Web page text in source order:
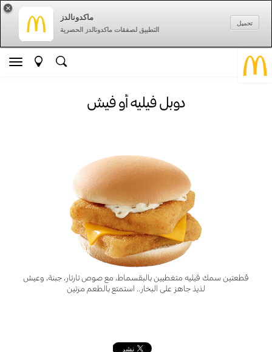
ماكدونالدز
التطبيق لصفقات ماكدونالدز الحصرية
تحميل
×
دوبل فيليه أو فيش
قطعتين سمك فيليه متغطيين بالبقسماط، مع صوص تارتار، جبنة، وعيش
لذيذ جاهز على البخار.. استمتع بالطعم مرتين